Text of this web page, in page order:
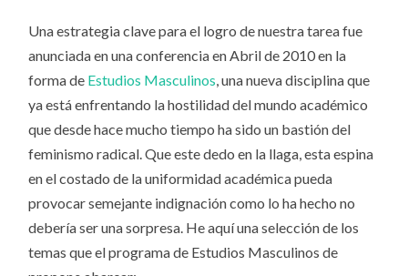
Una estrategia clave para el logro de nuestra tarea fue
anunciada en una conferencia en Abril de 2010 en la
forma de Estudios Masculinos, una nueva disciplina que
ya está enfrentando la hostilidad del mundo académico
que desde hace mucho tiempo ha sido un bastión del
feminismo radical. Que este dedo en la llaga, esta espina
en el costado de la uniformidad académica pueda
provocar semejante indignación como lo ha hecho no
debería ser una sorpresa. He aquí una selección de los
temas que el programa de Estudios Masculinos de